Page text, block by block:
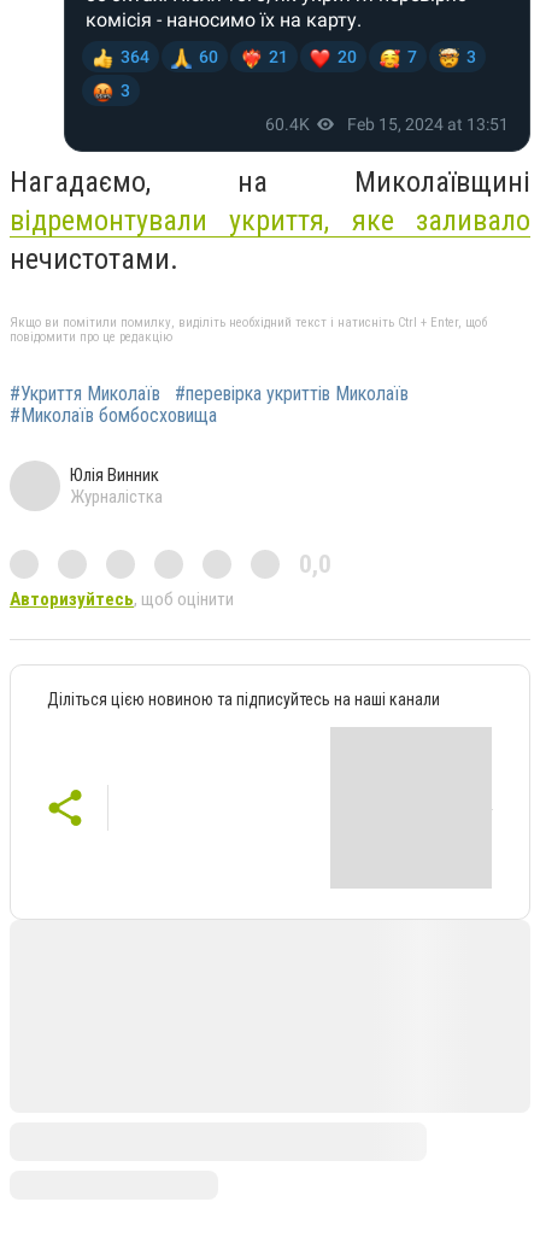
Нагадаємо, на Миколаївщині
відремонтували укриття, яке заливало
нечистотами.
Якщо ви помітили помилку, виділіть необхідний текст і натисніть Ctrl + Enter, щоб
повідомити про це редакцію
#Укриття Миколаїв
#перевірка укриттів Миколаїв
#Миколаїв бомбосховища
Юлія Винник
Журналістка
0,0
Авторизуйтесь, щоб оцінити
Діліться цією новиною та підписуйтесь на наші канали